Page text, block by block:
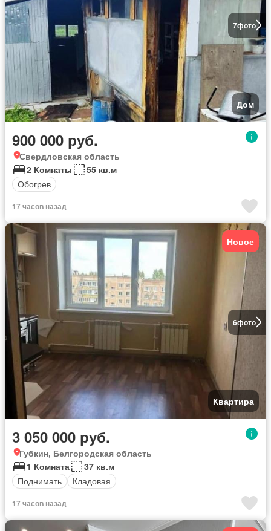
7фото
Дом
900 000 руб.
Свердловская область
2 Комнаты
55 кв.м
Обогрев
17 часов назад
6фото
Новое
Квартира
3 050 000 руб.
Губкин, Белгородская область
1 Комната
37 кв.м
Поднимать
Кладовая
17 часов назад